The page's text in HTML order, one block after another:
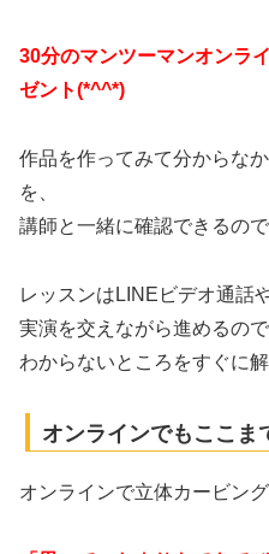
30分のマンツーマンオンラ
ゼント(*^^*)
作品を作ってみて分からな
を、
講師と一緒に確認できるので
レッスンはLINEビデオ通話
実演を交えながら進めるので
わからないところをすぐに
オンラインでもここま
オンラインで立体カービン